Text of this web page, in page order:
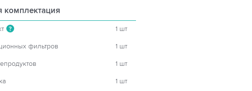
комплектация
? 1 шт
фильтров 1 шт
1 шт
1 шт